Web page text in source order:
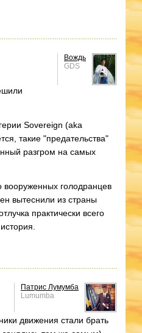
Вождь
GDS
Sovereign (aka
такие "предательства"
разгром на самых
голодранцев
вытеснили из страны
практически всего
Патрис Лумумба
Lumumba
движения стали брать